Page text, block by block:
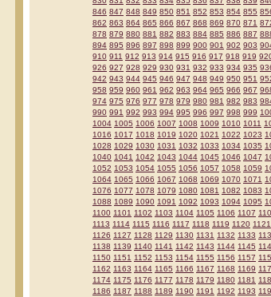
846 847 848 849 850 851 852 853 854 855
862 863 864 865 866 867 868 869 870 871
878 879 880 881 882 883 884 885 886 887
894 895 896 897 898 899 900 901 902 903
910 911 912 913 914 915 916 917 918 919
926 927 928 929 930 931 932 933 934 935
942 943 944 945 946 947 948 949 950 951
958 959 960 961 962 963 964 965 966 967
974 975 976 977 978 979 980 981 982 983
990 991 992 993 994 995 996 997 998 999
1004 1005 1006 1007 1008 1009 1010 1011
1016 1017 1018 1019 1020 1021 1022 1023
1028 1029 1030 1031 1032 1033 1034 1035
1040 1041 1042 1043 1044 1045 1046 1047
1052 1053 1054 1055 1056 1057 1058 1059
1064 1065 1066 1067 1068 1069 1070 1071
1076 1077 1078 1079 1080 1081 1082 1083
1088 1089 1090 1091 1092 1093 1094 1095
1100 1101 1102 1103 1104 1105 1106 1107
1113 1114 1115 1116 1117 1118 1119 1120 1121
1126 1127 1128 1129 1130 1131 1132 1133
1138 1139 1140 1141 1142 1143 1144 1145
1150 1151 1152 1153 1154 1155 1156 1157
1162 1163 1164 1165 1166 1167 1168 1169
1174 1175 1176 1177 1178 1179 1180 1181
1186 1187 1188 1189 1190 1191 1192 1193